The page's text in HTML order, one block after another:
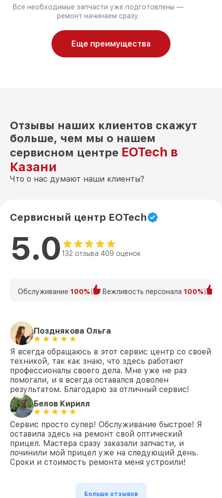
Все необходимые запчасти уже подготовлены —
ремонт начинаем сразу.
Еще преимущества
Отзывы наших клиентов скажут
больше, чем мы о нашем
сервисном центре EOTech в
Казани
Что о нас думают наши клиенты?
Сервисный центр EOTech
5.0 132 отзыва 409 оценок
Обслуживание 100% Вежливость персонала 100%
Позднякова Ольга
Я всегда обращаюсь в этот сервис центр со своей
техникой, так как знаю, что здесь работают
профессионалы своего дела. Мне уже не раз
помогали, и я всегда оставался доволен
результатом. Благодарю за отличный сервис!
Белов Кирилл
Сервис просто супер! Обслуживание быстрое! Я
оставила здесь на ремонт свой оптический
прицел. Мастера сразу заказали запчасти, и
починили мой прицел уже на следующий день.
Сроки и стоимость ремонта меня устроили!
Больше отзывов